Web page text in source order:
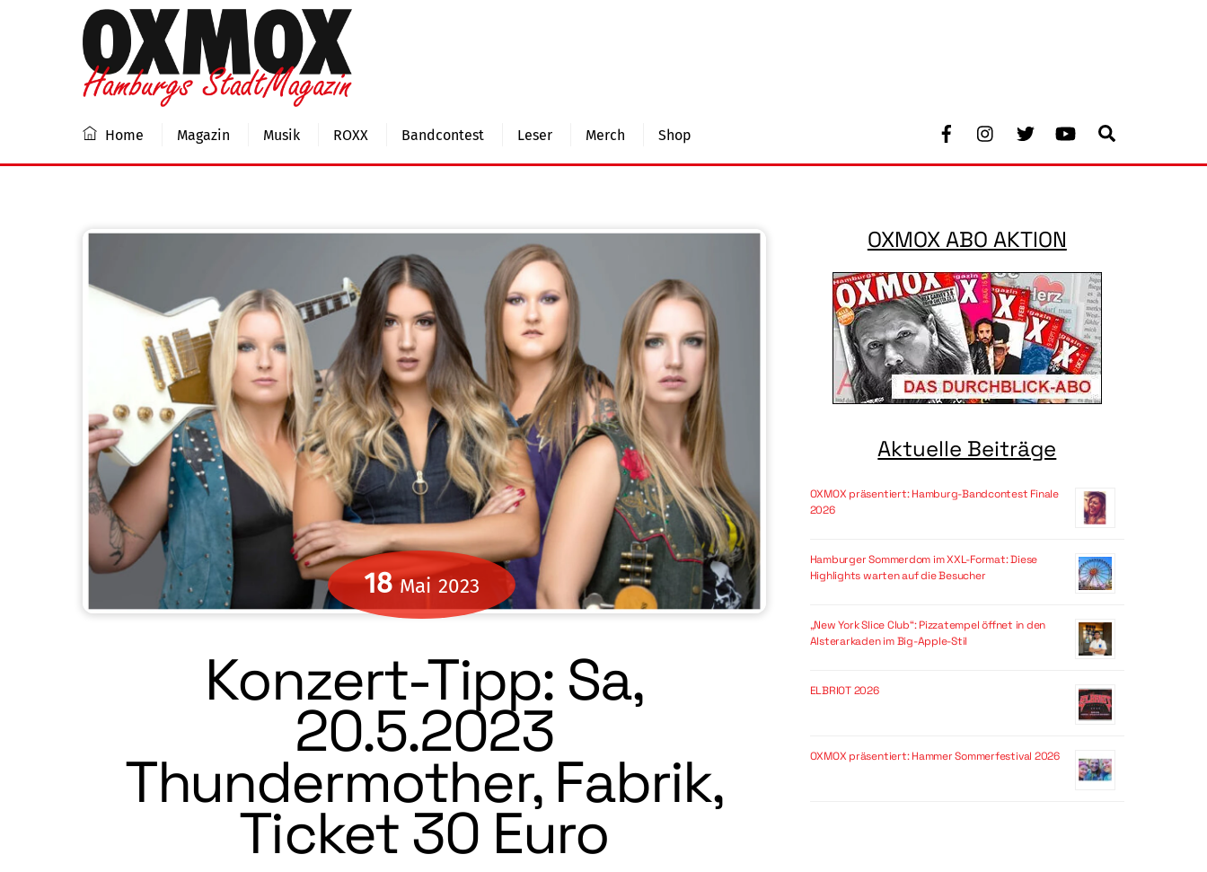
Facebook Youtube
Home Magazin Musik ROXX Bandcontest Leser Merch Shop
18 Mai 2023
Konzert-Tipp: Sa,
20.5.2023
Thundermother, Fabrik,
Ticket 30 Euro
OXMOX ABO AKTION
Aktuelle Beiträge
OXMOX präsentiert: Hamburg-Bandcontest Finale
2026
Hamburger Sommerdom im XXL-Format: Diese
Highlights warten auf die Besucher
„New York Slice Club“: Pizzatempel öffnet in den
Alsterarkaden im Big-Apple-Stil
ELBRIOT 2026
OXMOX präsentiert: Hammer Sommerfestival 2026